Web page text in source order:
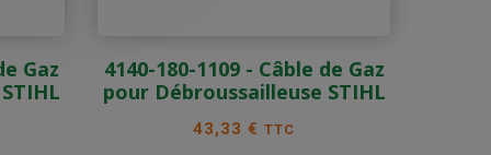
Gaz
4140-180-1109 - Câble de Gaz
pour Débroussailleuse STIHL
Prix
43,33 €TTC